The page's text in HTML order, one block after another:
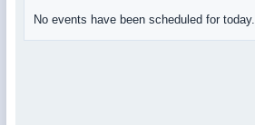
No events have been scheduled for today.